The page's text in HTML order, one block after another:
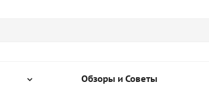
Обзоры и Советы